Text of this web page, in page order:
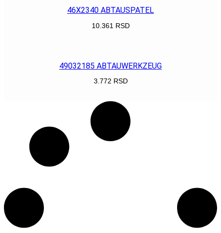
46X2340 ABTAUSPATEL
10.361 RSD
49032185 ABTAUWERKZEUG
3.772 RSD